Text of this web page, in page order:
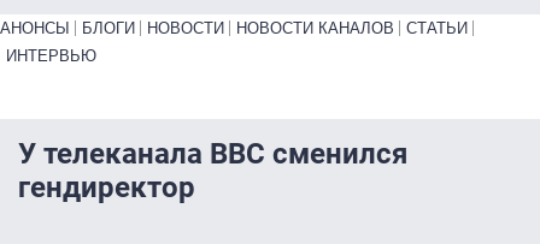
Primary links bottom
АНОНСЫ БЛОГИ НОВОСТИ НОВОСТИ КАНАЛОВ
СТАТЬИ
ИНТЕРВЬЮ
У телеканала BBC сменился
гендиректор